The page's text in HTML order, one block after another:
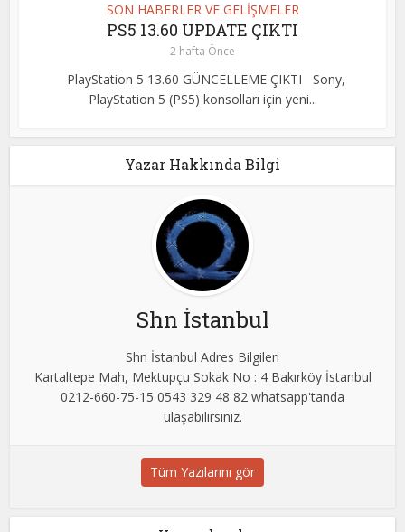
SON HABERLER VE GELİŞMELER
PS5 13.60 UPDATE ÇIKTI
2 hafta Önce
PlayStation 5 13.60 GÜNCELLEME ÇIKTI Sony,
PlayStation 5 (PS5) konsolları için yeni...
Yazar Hakkında Bilgi
Shn İstanbul
Shn İstanbul Adres Bilgileri
Kartaltepe Mah, Mektupçu Sokak No : 4 Bakırköy İstanbul
0212-660-75-15 0543 329 48 82 whatsapp'tanda
ulaşabilirsiniz.
Tüm Yazılarını gör